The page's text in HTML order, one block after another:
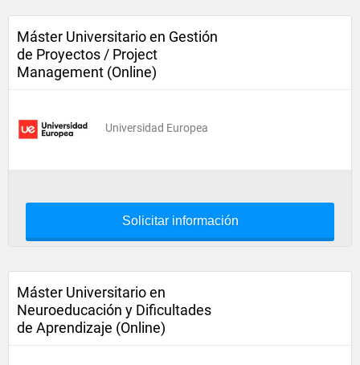
Máster Universitario en Gestión
de Proyectos / Project
Management (Online)
Universidad Europea
Solicitar información
Máster Universitario en
Neuroeducación y Dificultades
de Aprendizaje (Online)